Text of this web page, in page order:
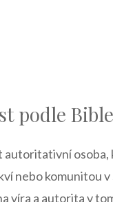
podle
autoritativní
nebo komunitou
víra a autorita v